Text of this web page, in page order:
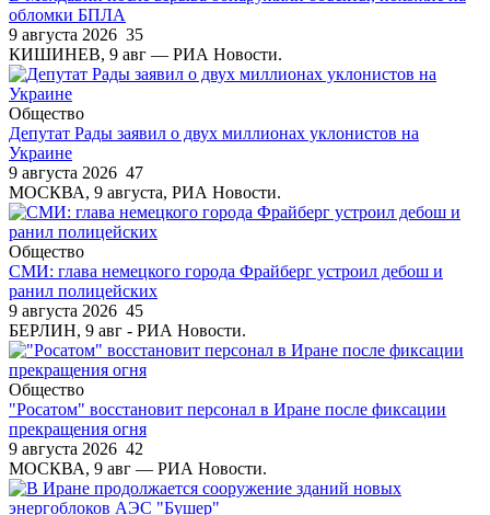
обломки БПЛА
9 августа 2026 35
КИШИНЕВ, 9 авг — РИА Новости.
Общество
Депутат Рады заявил о двух миллионах уклонистов на
Украине
9 августа 2026 47
МОСКВА, 9 августа, РИА Новости.
Общество
СМИ: глава немецкого города Фрайберг устроил дебош и
ранил полицейских
9 августа 2026 45
БЕРЛИН, 9 авг - РИА Новости.
Общество
"Росатом" восстановит персонал в Иране после фиксации
прекращения огня
9 августа 2026 42
МОСКВА, 9 авг — РИА Новости.